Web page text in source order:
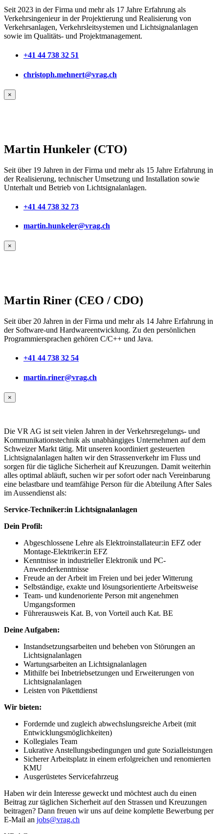
Seit 2023 in der Firma und mehr als 17 Jahre Erfahrung als
Verkehrsingenieur in der Projektierung und Realisierung von
Verkehrsanlagen, Verkehrsleitsystemen und Lichtsignalanlagen
sowie im Qualitäts- und Projektmanagement.
+41 44 738 32 51
christoph.mehnert@vrag.ch
×
Martin Hunkeler (CTO)
Seit über 19 Jahren in der Firma und mehr als 15 Jahre Erfahrung in
der Realisierung, technischer Umsetzung und Installation sowie
Unterhalt und Betrieb von Lichtsignalanlagen.
+41 44 738 32 73
martin.hunkeler@vrag.ch
×
Martin Riner (CEO / CDO)
Seit über 20 Jahren in der Firma und mehr als 14 Jahre Erfahrung in
der Software-und Hardwareentwicklung. Zu den persönlichen
Programmiersprachen gehören C/C++ und Java.
+41 44 738 32 54
martin.riner@vrag.ch
×
Die VR AG ist seit vielen Jahren in der Verkehrsregelungs- und
Kommunikationstechnik als unabhängiges Unternehmen auf dem
Schweizer Markt tätig. Mit unseren koordiniert gesteuerten
Lichtsignalanlagen halten wir den Strassenverkehr im Fluss und
sorgen für die tägliche Sicherheit auf Kreuzungen. Damit weiterhin
alles optimal abläuft, suchen wir per sofort oder nach Vereinbarung
eine belastbare und teamfähige Person für die Abteilung After Sales
im Aussendienst als:
Service-Techniker:in Lichtsignalanlagen
Dein Profil:
Abgeschlossene Lehre als Elektroinstallateur:in EFZ oder
Montage-Elektriker:in EFZ
Kenntnisse in industrieller Elektronik und PC-
Anwenderkenntnisse
Freude an der Arbeit im Freien und bei jeder Witterung
Selbständige, exakte und lösungsorientierte Arbeitsweise
Team- und kundenoriente Person mit angenehmen
Umgangsformen
Führerausweis Kat. B, von Vorteil auch Kat. BE
Deine Aufgaben:
Instandsetzungsarbeiten und beheben von Störungen an
Lichtsignalanlagen
Wartungsarbeiten an Lichtsignalanlagen
Mithilfe bei Inbetriebsetzungen und Erweiterungen von
Lichtsignalanlagen
Leisten von Pikettdienst
Wir bieten:
Fordernde und zugleich abwechslungsreiche Arbeit (mit
Entwicklungsmöglichkeiten)
Kollegiales Team
Lukrative Anstellungsbedingungen und gute Sozialleistungen
Sicherer Arbeitsplatz in einem erfolgreichen und renomierten
KMU
Ausgerüstetes Servicefahrzeug
Haben wir dein Interesse geweckt und möchtest auch du einen
Beitrag zur täglichen Sicherheit auf den Strassen und Kreuzungen
beitragen? Dann freuen wir uns auf deine komplette Bewerbung per
E-Mail an jobs@vrag.ch